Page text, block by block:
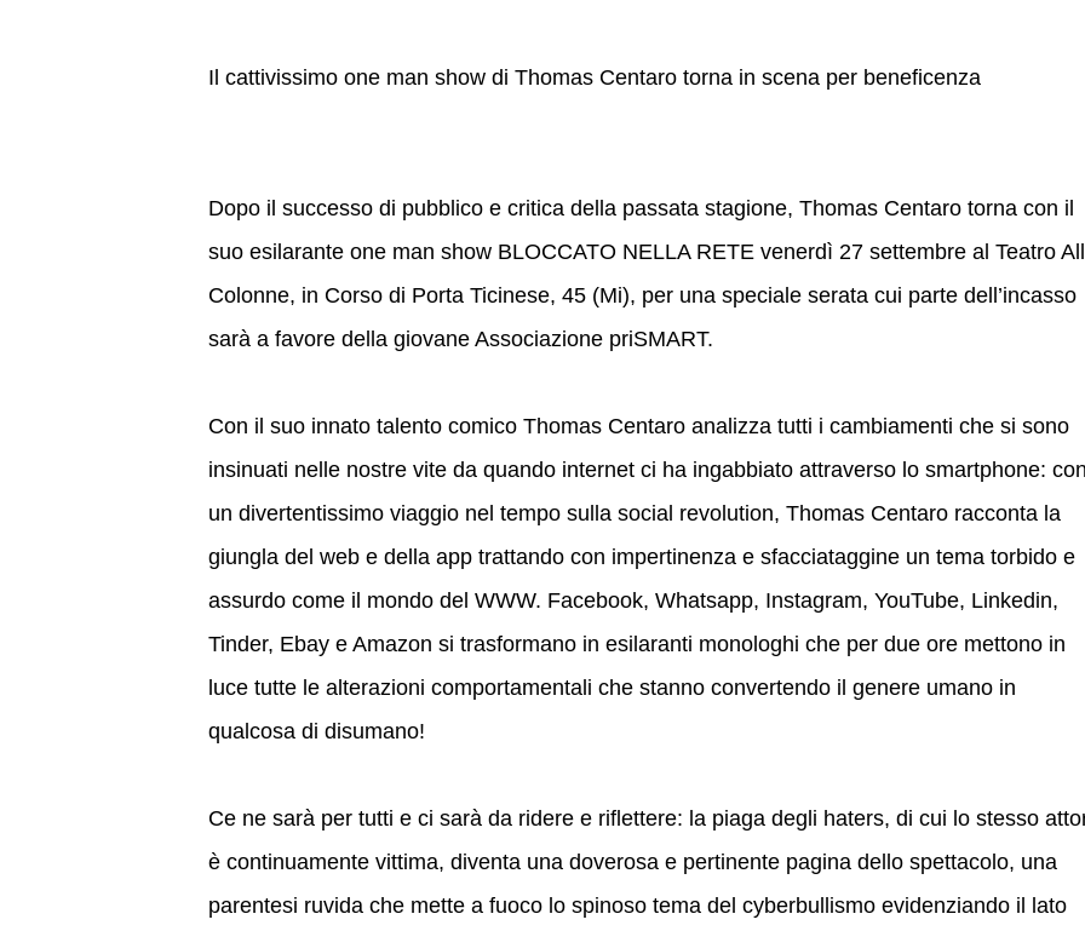
Il cattivissimo one man show di Thomas Centaro torna in scena per beneficenza
Dopo il successo di pubblico e critica della passata stagione, Thomas Centaro torna con il
suo esilarante one man show BLOCCATO NELLA RETE venerdì 27 settembre al Teatro
Colonne, in Corso di Porta Ticinese, 45 (Mi), per una speciale serata cui parte dell’incasso
sarà a favore della giovane Associazione priSMART.
Con il suo innato talento comico Thomas Centaro analizza tutti i cambiamenti che si sono
insinuati nelle nostre vite da quando internet ci ha ingabbiato attraverso lo smartphone:
un divertentissimo viaggio nel tempo sulla social revolution, Thomas Centaro racconta la
giungla del web e della app trattando con impertinenza e sfacciataggine un tema torbido e
assurdo come il mondo del WWW. Facebook, Whatsapp, Instagram, YouTube, Linkedin,
Tinder, Ebay e Amazon si trasformano in esilaranti monologhi che per due ore mettono in
luce tutte le alterazioni comportamentali che stanno convertendo il genere umano in
qualcosa di disumano!
Ce ne sarà per tutti e ci sarà da ridere e riflettere: la piaga degli haters, di cui lo stesso
è continuamente vittima, diventa una doverosa e pertinente pagina dello spettacolo, una
parentesi ruvida che mette a fuoco lo spinoso tema del cyberbullismo evidenziando il lato